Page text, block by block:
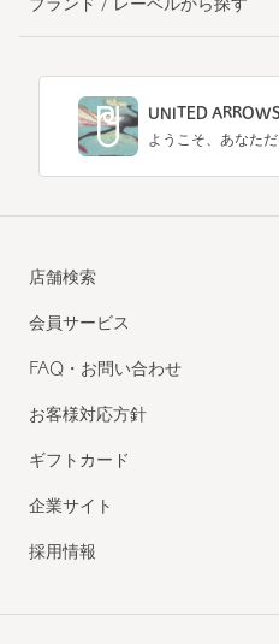
ブランド / レーベルから探す
UNITED
ようこそ、あなた
店舗検索
会員サービス
FAQ・お問い合わせ
お客様対応方針
ギフトカード
企業サイト
採用情報